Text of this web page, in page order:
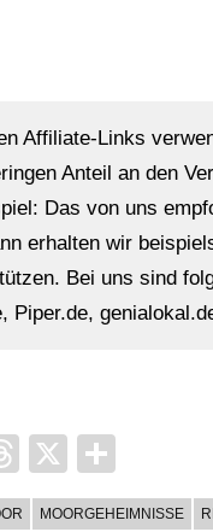
Affiliate-Links
Anteil an den
Das von uns
erhalten wir
Bei uns sind
Threads
X
MOORGEHEIMNISSE